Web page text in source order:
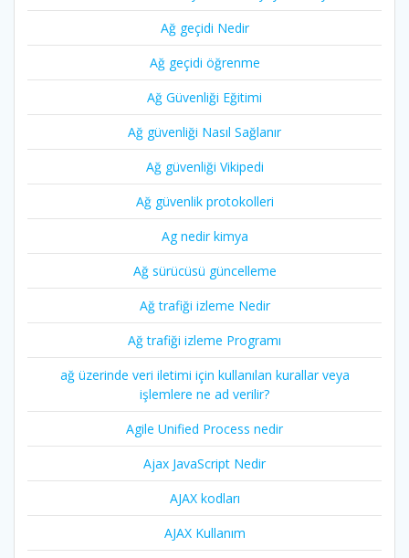
Ağ geçidi Nedir
Ağ geçidi öğrenme
Ağ Güvenliği Eğitimi
Ağ güvenliği Nasıl Sağlanır
Ağ güvenliği Vikipedi
Ağ güvenlik protokolleri
Ag nedir kimya
Ağ sürücüsü güncelleme
Ağ trafiği izleme Nedir
Ağ trafiği izleme Programı
ağ üzerinde veri iletimi için kullanılan kurallar veya
işlemlere ne ad verilir?
Agile Unified Process nedir
Ajax JavaScript Nedir
AJAX kodları
AJAX Kullanım